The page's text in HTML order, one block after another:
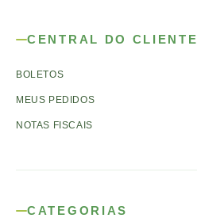
CENTRAL DO CLIENTE
BOLETOS
MEUS PEDIDOS
NOTAS FISCAIS
CATEGORIAS